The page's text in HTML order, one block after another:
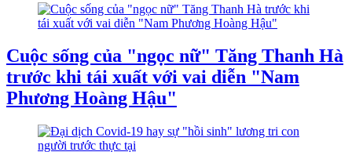
Cuộc sống của "ngọc nữ" Tăng Thanh Hà
trước khi tái xuất với vai diễn "Nam
Phương Hoàng Hậu"